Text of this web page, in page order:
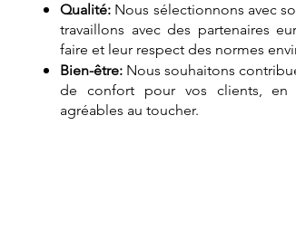
Qualité: Nous sélectionnons avec
travaillons avec des partenaires
faire et leur respect des normes
Bien-être: Nous souhaitons
de confort pour vos clients,
agréables au toucher.